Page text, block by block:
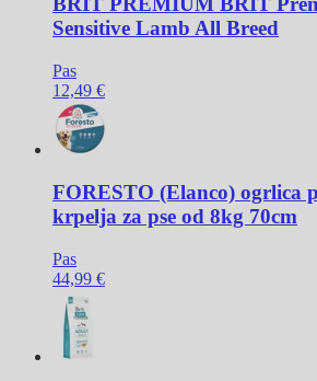
Sensitive Lamb All Breed
Pas
12,49 €
FORESTO (Elanco) ogrlica
krpelja za pse od 8kg 70cm
Pas
44,99 €